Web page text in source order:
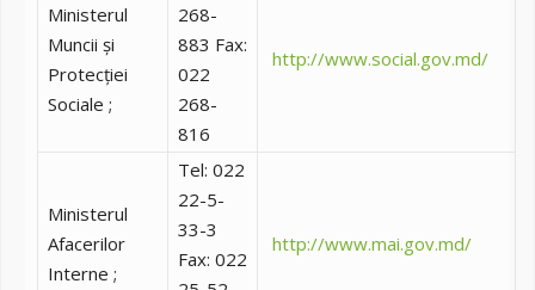
Ministerul
Muncii și
Protecţiei
Sociale ;
268-
883 Fax:
022
268-
816
http://www.social.gov.md/
Ministerul
Afacerilor
Interne ;
Tel: 022
22-5-
33-3
Fax: 022
http://www.mai.gov.md/